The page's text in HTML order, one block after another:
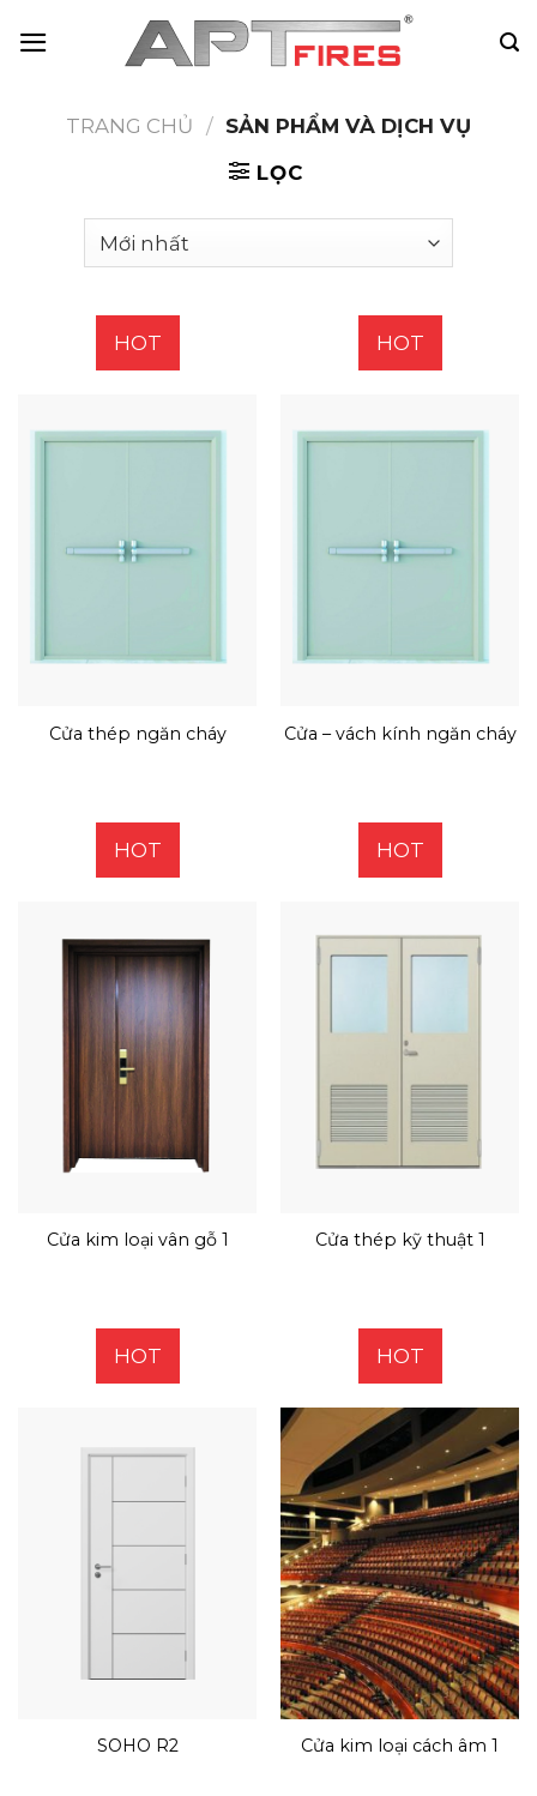
TRANG CHỦ / SẢN PHẨM VÀ DỊCH VỤ
LỌC
Cửa thép ngăn cháy Cửa – vách kính ngăn cháy
Cửa kim loại vân gỗ 1 Cửa thép kỹ thuật 1
SOHO R2 Cửa kim loại cách âm 1